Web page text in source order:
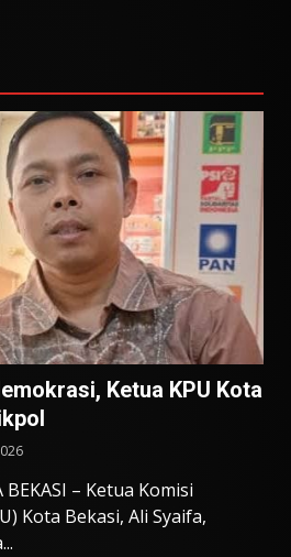
Ketua KPU Kota
BEKASI – Ketua Komisi
Kota Bekasi, Ali Syaifa,